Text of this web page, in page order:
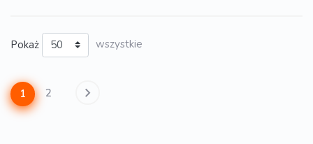
Pokaż wszystkie
1 2